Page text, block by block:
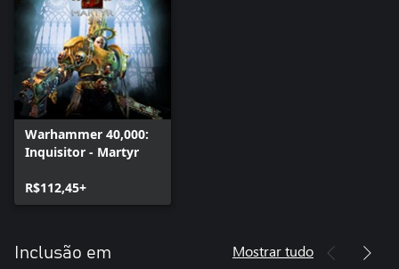
Warhammer 40,000:
Inquisitor - Martyr
R$112,45+
Inclusão em Mostrar tudo